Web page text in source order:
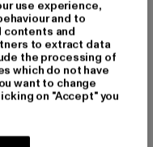
use experience,
and to
contents and
to extract data
the processing of
which do not have
want to change
on "Accept" you